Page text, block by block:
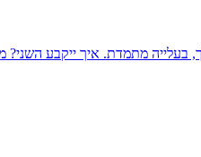
בעלייה מתמדת. איך ייקבע